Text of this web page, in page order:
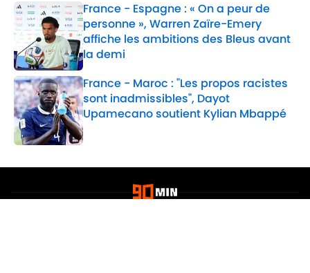
France - Espagne : « On a peur de
personne », Warren Zaïre-Emery
affiche les ambitions des Bleus avant
la demi
Published by on Invalid Date
France - Maroc : "Les propos racistes
sont inadmissibles", Dayot
Upamecano soutient Kylian Mbappé
Published by on Invalid Date